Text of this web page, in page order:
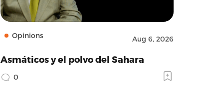
Opinions Aug 6, 2026
Asmáticos y el polvo del Sahara
0